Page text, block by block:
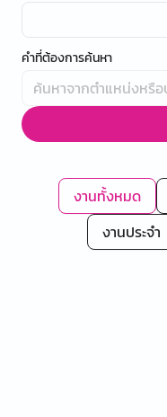
คำที่ต้องการค้นหา
งานทั้งหมด
งานประจำ